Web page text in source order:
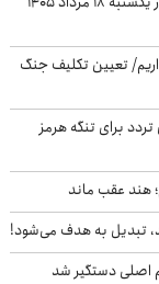
تعیین تکلیف جنگ
برای تنگه هرمز
هند عقب ماند
تبدیل به هدف می‌شود!
اصلی دستگیر شد